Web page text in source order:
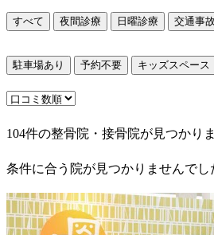
すべて 夜間診療 日曜診療 交通事
駐車場あり 予約不要
キッズスペース
104件の整骨院・接骨院が見つかり
条件に合う院が見つかりませんでし